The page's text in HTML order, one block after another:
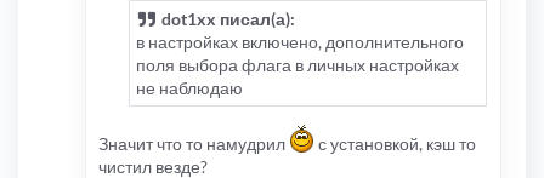
dot1xx писал(а):
в настройках включено, дополнительного
поля выбора флага в личных настройках
не наблюдаю
Значит что то намудрил
с установкой, кэш то
чистил везде?